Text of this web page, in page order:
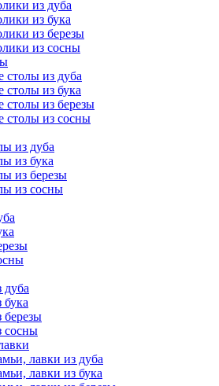
из дуба
из бука
из березы
из сосны
из дуба
из бука
столы из березы
столы из сосны
из дуба
из бука
из березы
из сосны
дуба
бука
березы
сосны
лавки из дуба
лавки из бука